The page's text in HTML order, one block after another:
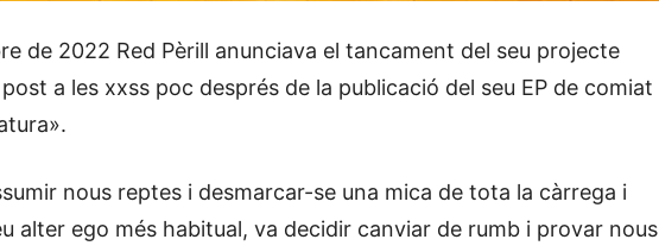
de 2022 Red Pèrill anunciava el tancament del seu projecte
a les xxss poc després de la publicació del seu EP de comiat
nous reptes i desmarcar-se una mica de tota la càrrega i
alter ego més habitual, va decidir canviar de rumb i provar nous